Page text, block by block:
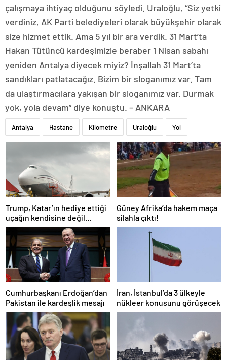
çalışmaya ihtiyaç olduğunu söyledi. Uraloğlu, “Siz yetki
verdiniz, AK Parti belediyeleri olarak büyükşehir olarak
size hizmet ettik. Ama 5 yıl bir ara verdik. 31 Mart’ta
Hakan Tütüncü kardeşimizle beraber 1 Nisan sabahı
yeniden Antalya diyecek miyiz? İnşallah 31 Mart’ta
sandıkları patlatacağız. Bizim bir sloganımız var. Tam
da ulaştırmacılara yakışan bir sloganımız var. Durmak
yok, yola devam” diye konuştu. – ANKARA
Antalya Hastane Kilometre Uraloğlu Yol
Trump, Katar’ın hediye ettiği
uçağın kendisine değil
Pentagon’a verileceğini
açıkladı
Güney Afrika’da hakem maça
silahla çıktı!
Cumhurbaşkanı Erdoğan’dan
Pakistan ile kardeşlik mesajı
İran, İstanbul’da 3 ülkeyle
nükleer konusunu görüşecek